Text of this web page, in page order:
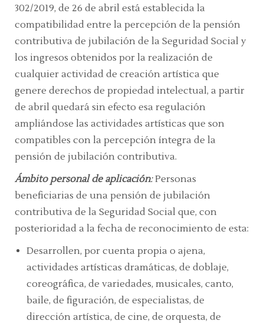
302/2019, de 26 de abril está establecida la
compatibilidad entre la percepción de la pensión
contributiva de jubilación de la Seguridad Social y
los ingresos obtenidos por la realización de
cualquier actividad de creación artística que
genere derechos de propiedad intelectual, a partir
de abril quedará sin efecto esa regulación
ampliándose las actividades artísticas que son
compatibles con la percepción íntegra de la
pensión de jubilación contributiva.
Ámbito personal de aplicación:Personas
beneficiarias de una pensión de jubilación
contributiva de la Seguridad Social que, con
posterioridad a la fecha de reconocimiento de esta:
Desarrollen, por cuenta propia o ajena,
actividades artísticas dramáticas, de doblaje,
coreográfica, de variedades, musicales, canto,
baile, de figuración, de especialistas, de
dirección artística, de cine, de orquesta, de